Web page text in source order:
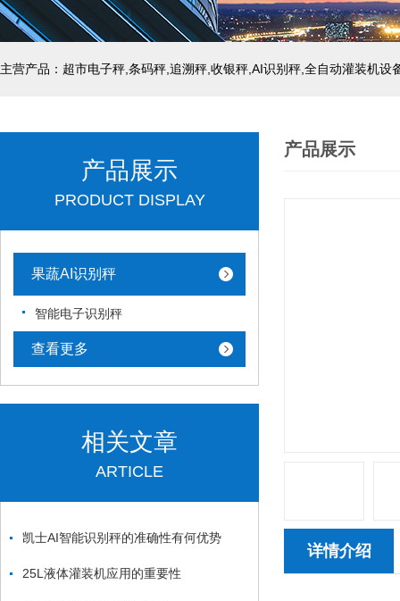
主营产品：超市电子秤,条码秤,追溯秤,收银秤,AI识别秤,全自动灌装机设
产品展示
PRODUCT DISPLAY
果蔬AI识别秤
智能电子识别秤
查看更多
相关文章
ARTICLE
凯士AI智能识别秤的准确性有何优势
25L液体灌装机应用的重要性
产品展示
详情介绍